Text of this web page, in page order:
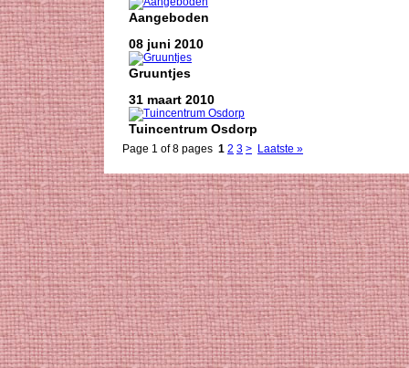
Aangeboden
08 juni 2010
Gruuntjes
31 maart 2010
Tuincentrum Osdorp
Page 1 of 8 pages 1 2 3 > Laatste »